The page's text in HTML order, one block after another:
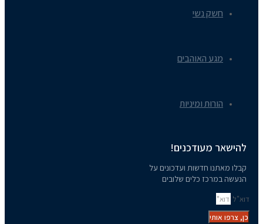
חשק נשי
מגע האוהבים
הורוּת ומיניות
להישאר מעודכנים!
קבלו מאתנו חדשות ועדכונים על
הנעשה במרכז כלים שלובים
דוא"ל
כן, צרפו אותי